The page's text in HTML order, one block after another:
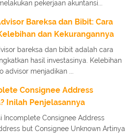
pekerjaan akuntansi...
Bareksa dan Bibit: Cara
dan Kekurangannya
bareksa dan bibit adalah cara
hasil investasinya. Kelebihan
advisor menjadikan ...
Consignee Address
Inilah Penjelasannya
Incomplete Consignee Address
but Consignee Unknown Artinya